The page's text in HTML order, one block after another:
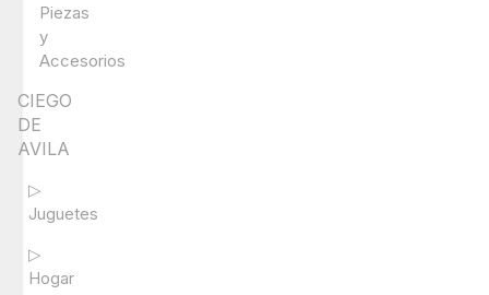
Piezas
y
Accesorios
CIEGO
DE
AVILA
▷
Juguetes
▷
Hogar